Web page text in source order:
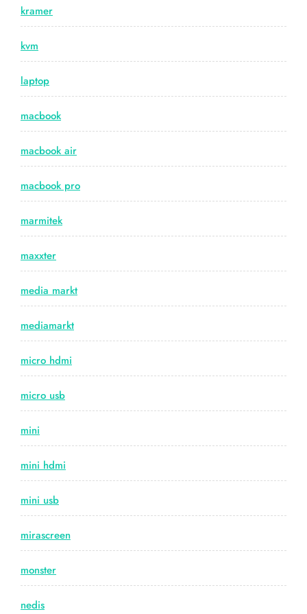
kramer
kvm
laptop
macbook
macbook air
macbook pro
marmitek
maxxter
media markt
mediamarkt
micro hdmi
micro usb
mini
mini hdmi
mini usb
mirascreen
monster
nedis